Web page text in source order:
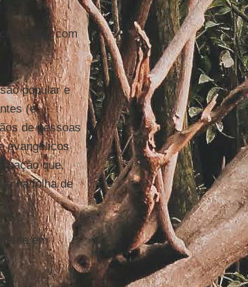
, com
popular e
(e
de pessoas
evangélicos
que,
na folha de
em